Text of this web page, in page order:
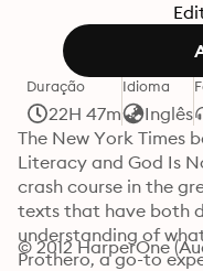
Duração
22H 47m
Idioma
Inglês
The New York Times
Literacy and God Is
crash course in the
texts that have both
understanding of
Prothero, a go-to
© 2012 HarperOne